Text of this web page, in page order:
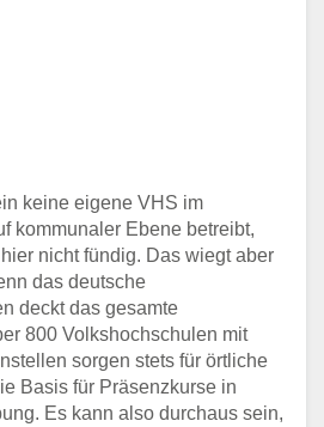
keine eigene VHS im
kommunaler Ebene betreibt,
nicht fündig. Das wiegt aber
das deutsche
deckt das gesamte
800 Volkshochschulen mit
sorgen stets für örtliche
Basis für Präsenzkurse in
Es kann also durchaus sein,